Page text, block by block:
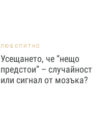
ЛЮБОПИТНО
Усещането, че “нещо
предстои” – случайност
или сигнал от мозъка?